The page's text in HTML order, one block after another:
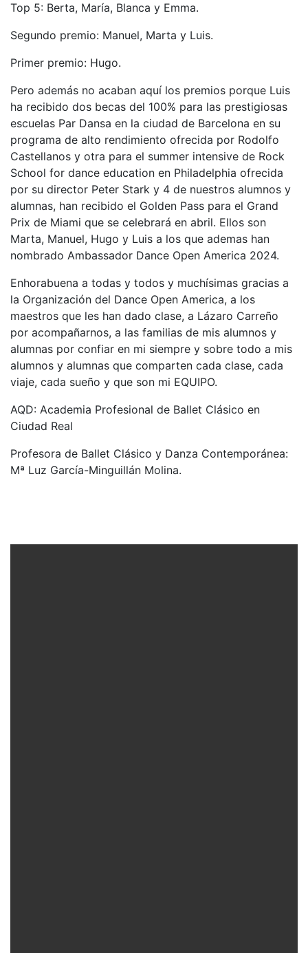
Top 5: Berta, María, Blanca y Emma.
Segundo premio: Manuel, Marta y Luis.
Primer premio: Hugo.
Pero además no acaban aquí los premios porque Luis
ha recibido dos becas del 100% para las prestigiosas
escuelas Par Dansa en la ciudad de Barcelona en su
programa de alto rendimiento ofrecida por Rodolfo
Castellanos y otra para el summer intensive de Rock
School for dance education en Philadelphia ofrecida
por su director Peter Stark y 4 de nuestros alumnos y
alumnas, han recibido el Golden Pass para el Grand
Prix de Miami que se celebrará en abril. Ellos son
Marta, Manuel, Hugo y Luis a los que ademas han
nombrado Ambassador Dance Open America 2024.
Enhorabuena a todas y todos y muchísimas gracias a
la Organización del Dance Open America, a los
maestros que les han dado clase, a Lázaro Carreño
por acompañarnos, a las familias de mis alumnos y
alumnas por confiar en mi siempre y sobre todo a mis
alumnos y alumnas que comparten cada clase, cada
viaje, cada sueño y que son mi EQUIPO.
AQD: Academia Profesional de Ballet Clásico en
Ciudad Real
Profesora de Ballet Clásico y Danza Contemporánea:
Mª Luz García-Minguillán Molina.